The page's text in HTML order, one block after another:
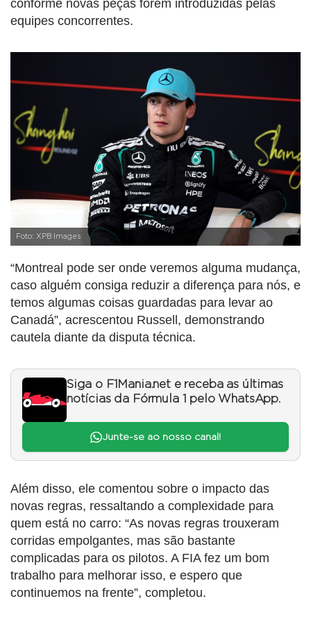
conforme novas peças forem introduzidas pelas
equipes concorrentes.
Foto: XPB Images
“Montreal pode ser onde veremos alguma mudança,
caso alguém consiga reduzir a diferença para nós, e
temos algumas coisas guardadas para levar ao
Canadá”, acrescentou Russell, demonstrando
cautela diante da disputa técnica.
Siga o F1Mania.net e receba as últimas
notícias da Fórmula 1 pelo WhatsApp.
Junte-se ao nosso canal!
Além disso, ele comentou sobre o impacto das
novas regras, ressaltando a complexidade para
quem está no carro: “As novas regras trouxeram
corridas empolgantes, mas são bastante
complicadas para os pilotos. A FIA fez um bom
trabalho para melhorar isso, e espero que
continuemos na frente”, completou.